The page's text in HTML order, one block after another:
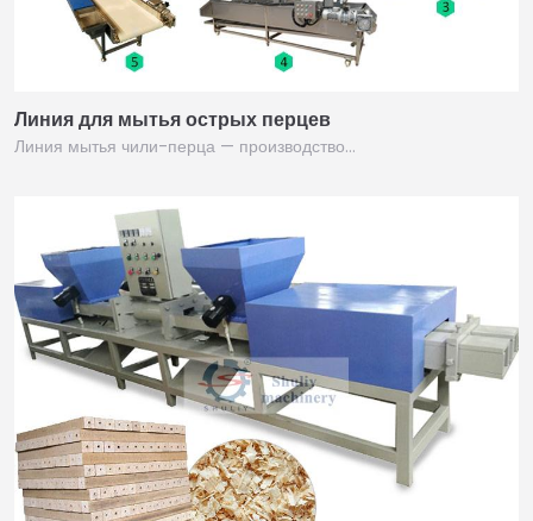
Линия для мытья острых перцев
Линия мытья чили-перца — производство…